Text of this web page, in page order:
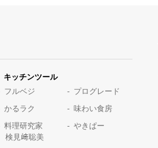
キッチンツール
フルベジ
プログレード
かるラク
味わい食房
料理研究家
検見﨑聡美
やきぱー